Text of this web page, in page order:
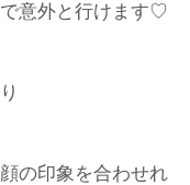
意外と行けます♡
の印象を合わせれ